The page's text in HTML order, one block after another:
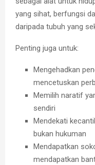
yang sihat, berfungsi
daripada tubuh yang
Penting juga untuk:
Mengehadkan
mencetuskan
Memilih naratif
sendiri
Mendekati
bukan hukuman
Mendapatkan
mendapatkan